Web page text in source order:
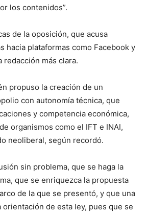
los contenidos”.
de la oposición, que acusa
hacia plataformas como Facebook y
redacción más clara.
propuso la creación de un
con autonomía técnica, que
y competencia económica,
organismos como el IFT e INAI,
neoliberal, según recordó.
sin problema, que se haga la
que se enriquezca la propuesta
de la que se presentó, y que una
orientación de esta ley, pues que se